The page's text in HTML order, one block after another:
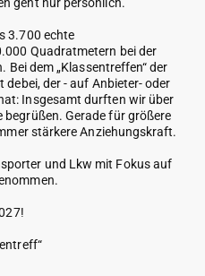
geht nur persönlich.
3.700 echte
Quadratmetern bei der
Bei dem „Klassentreffen“ der
der - auf Anbieter- oder
Insgesamt durften wir über
Gerade für größere
stärkere Anziehungskraft.
und Lkw mit Fokus auf